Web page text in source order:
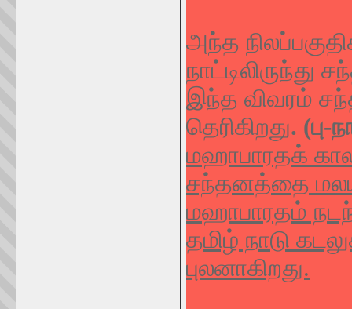
அந்த
இந்த விவரம்
தெரிகிறது. (பு-
மஹாபாரதக்
சந்தனத்தை மலய
மஹாபாரதம்
தமிழ் நாடு
புலனாகிறது.